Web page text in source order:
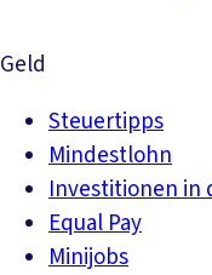
Geld
Steuertipps
Mindestlohn
Investitionen in
Equal Pay
Minijobs